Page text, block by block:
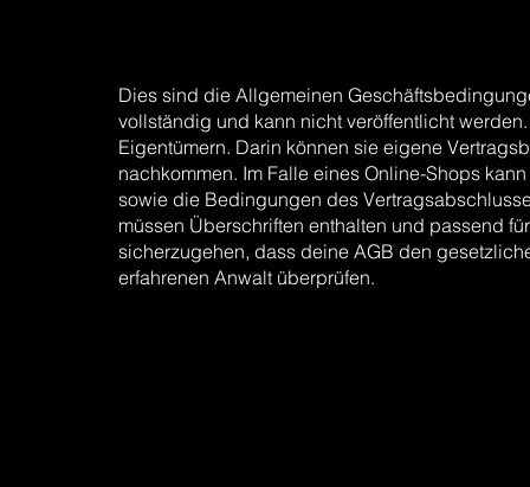
Dies sind die Allgemeinen
vollständig und kann nicht veröffentlicht
Eigentümern. Darin können sie eigene
nachkommen. Im Falle eines Online-Shops
sowie die Bedingungen des
müssen Überschriften enthalten und passend
sicherzugehen, dass deine AGB den
erfahrenen Anwalt überprüfen.